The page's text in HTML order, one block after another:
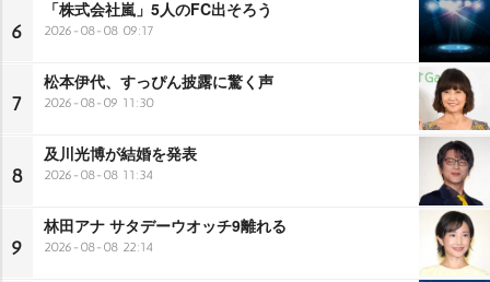
6
「株式会社嵐」5人のFC出そろう
2026-08-08 09:17
7
松本伊代、すっぴん披露に驚く声
2026-08-09 11:30
8
及川光博が結婚を発表
2026-08-08 11:34
9
林田アナ サタデーウオッチ9離れる
2026-08-08 22:14